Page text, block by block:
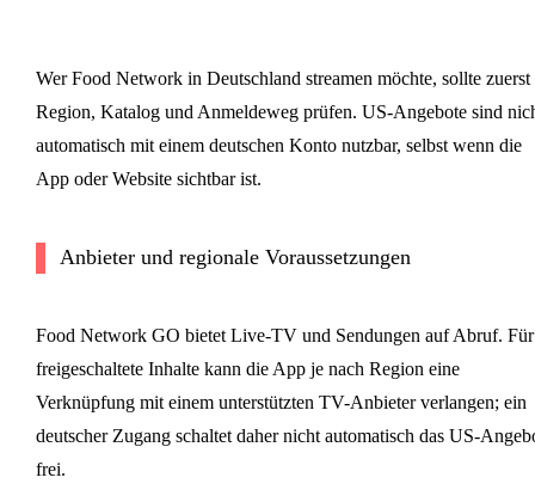
Wer Food Network in Deutschland streamen möchte, sollte zuerst
Region, Katalog und Anmeldeweg prüfen. US-Angebote sind
automatisch mit einem deutschen Konto nutzbar, selbst wenn die
App oder Website sichtbar ist.
Anbieter und regionale Voraussetzungen
Food Network GO bietet Live-TV und Sendungen auf Abruf. Für
freigeschaltete Inhalte kann die App je nach Region eine
Verknüpfung mit einem unterstützten TV-Anbieter verlangen; ein
deutscher Zugang schaltet daher nicht automatisch das US-
frei.